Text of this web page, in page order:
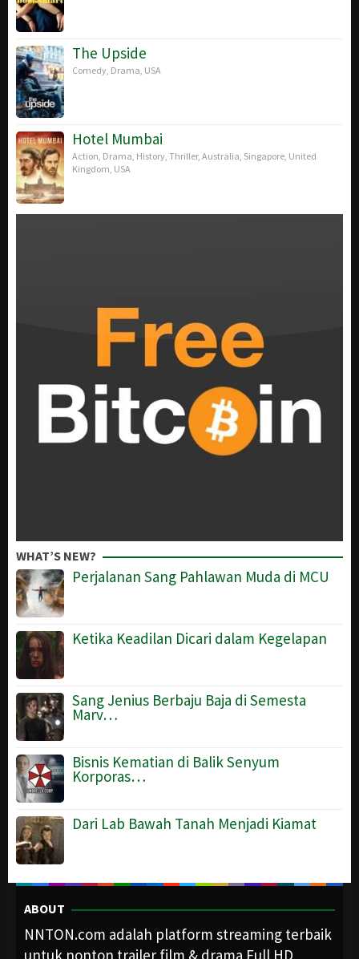
The Upside
Comedy Drama USA
Hotel Mumbai
Action Drama History Thriller, Australia Singapore United
Kingdom USA
WHAT’S NEW?
Perjalanan Sang Pahlawan Muda di MCU
Ketika Keadilan Dicari dalam Kegelapan
Sang Jenius Berbaju Baja di Semesta
Marv…
Bisnis Kematian di Balik Senyum
Korporas…
Dari Lab Bawah Tanah Menjadi Kiamat
ABOUT
NNTON.com adalah platform streaming terbaik
untuk nonton trailer film & drama Full HD